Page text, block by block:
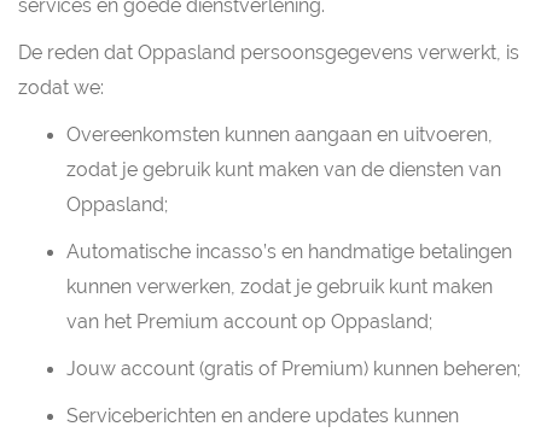
services en goede dienstverlening.
De reden dat Oppasland persoonsgegevens verwerkt, is
zodat we:
Overeenkomsten kunnen aangaan en uitvoeren,
zodat je gebruik kunt maken van de diensten van
Oppasland;
Automatische incasso’s en handmatige betalingen
kunnen verwerken, zodat je gebruik kunt maken
van het Premium account op Oppasland;
Jouw account (gratis of Premium) kunnen beheren;
Serviceberichten en andere updates kunnen